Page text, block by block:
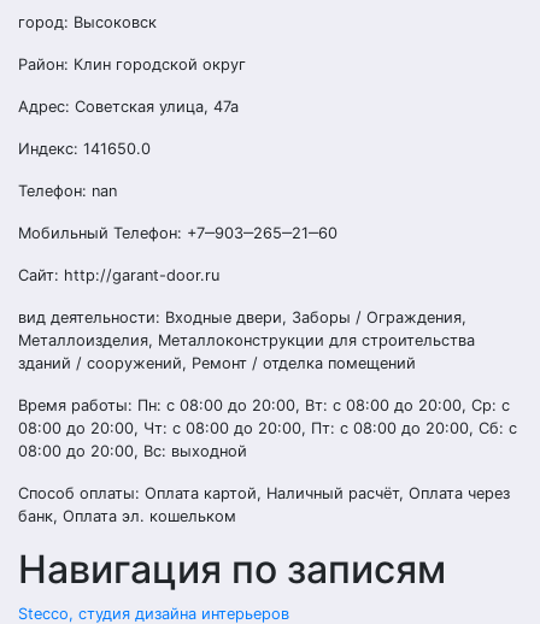
город: Высоковск
Район: Клин городской округ
Адрес: Советская улица, 47а
Индекс: 141650.0
Телефон: nan
Мобильный Телефон: +7‒903‒265‒21‒60
Сайт: http://garant-door.ru
вид деятельности: Входные двери, Заборы / Ограждения,
Металлоизделия, Металлоконструкции для строительства
зданий / сооружений, Ремонт / отделка помещений
Время работы: Пн: с 08:00 до 20:00, Вт: с 08:00 до 20:00, Ср: с
08:00 до 20:00, Чт: с 08:00 до 20:00, Пт: с 08:00 до 20:00, Сб: с
08:00 до 20:00, Вс: выходной
Способ оплаты: Оплата картой, Наличный расчёт, Оплата через
банк, Оплата эл. кошельком
Навигация по записям
Stecco, студия дизайна интерьеров